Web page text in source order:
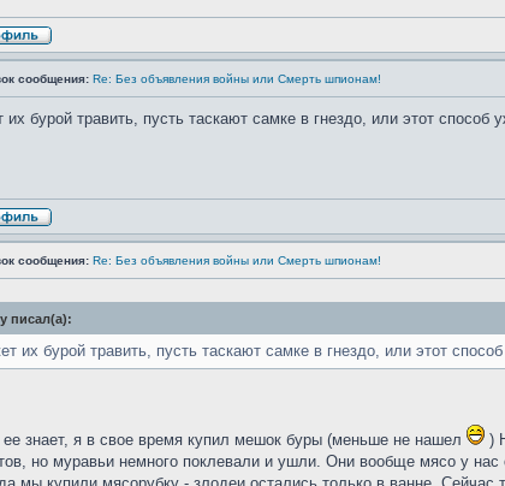
сообщения: Re: Без объявления войны или Смерть шпионам!
их бурой травить, пусть таскают самке в гнездо, или этот
сообщения: Re: Без объявления войны или Смерть шпионам!
писал(а):
их бурой травить, пусть таскают самке в гнездо, или этот
знает, я в свое время купил мешок буры (меньше не нашел
)
но муравьи немного поклевали и ушли. Они вообще мясо у